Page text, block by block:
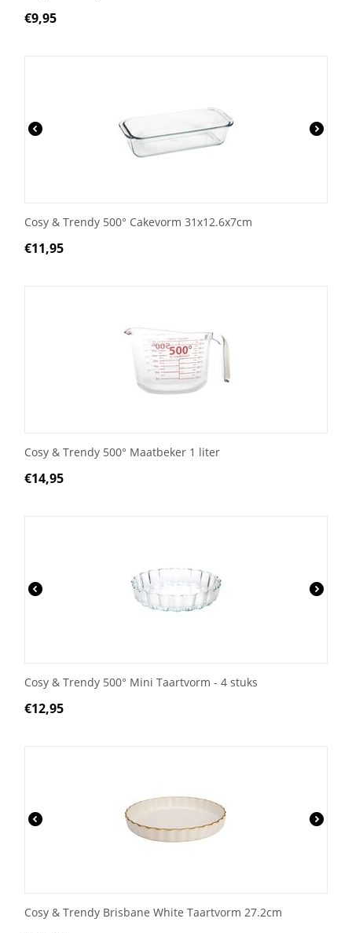
€9,95
Cosy & Trendy 500° Cakevorm 31x12.6x7cm
€11,95
Cosy & Trendy 500° Maatbeker 1 liter
€14,95
Cosy & Trendy 500° Mini Taartvorm - 4 stuks
€12,95
Cosy & Trendy Brisbane White Taartvorm 27.2cm